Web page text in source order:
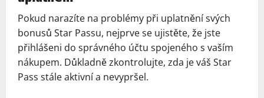
Pokud narazíte na problémy při uplatnění svých
bonusů Star Passu, nejprve se ujistěte, že jste
přihlášeni do správného účtu spojeného s vaším
nákupem. Důkladně zkontrolujte, zda je váš Star
Pass stále aktivní a nevypršel.